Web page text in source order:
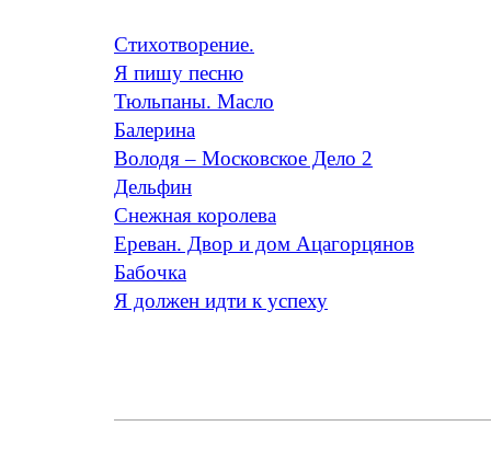
Стихотворение.
Я пишу песню
Тюльпаны. Масло
Балерина
Володя – Московское Дело 2
Дельфин
Снежная королева
Ереван. Двор и дом Ацагорцянов
Бабочка
Я должен идти к успеху